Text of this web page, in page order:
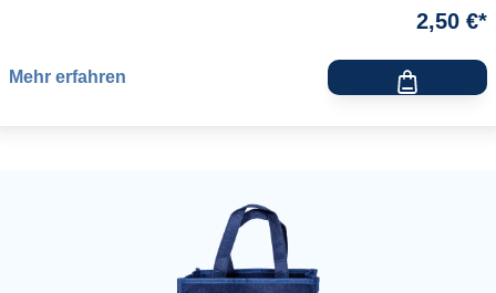
2,50 €*
Mehr erfahren